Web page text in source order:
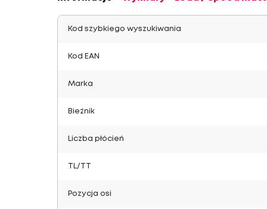
Kod szybkiego wyszukiwania
Kod EAN
Marka
Bieżnik
Liczba płócień
TL/TT
Pozycja osi